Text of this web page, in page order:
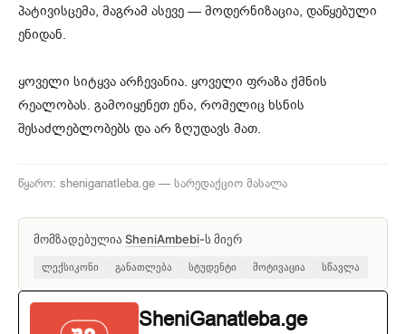
პატივისცემა, მაგრამ ასევე — მოდერნიზაცია, დაწყებული
ენიდან.
ყოველი სიტყვა არჩევანია. ყოველი ფრაზა ქმნის
რეალობას. გამოიყენეთ ენა, რომელიც ხსნის
შესაძლებლობებს და არ ზღუდავს მათ.
წყარო: sheniganatleba.ge — სარედაქციო მასალა
მომზადებულია SheniAmbebi-ს მიერ
ლექსიკონი განათლება სტუდენტი მოტივაცია სწავლა
SheniGanatleba.ge